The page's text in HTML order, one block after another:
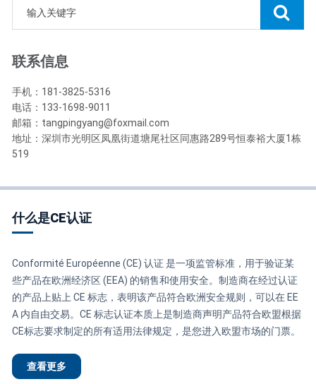
联系信息
手机：181-3825-5316
电话：133-1698-9011
邮箱：tangpingyang@foxmail.com
地址：深圳市光明区凤凰街道塘尾社区同惠路289号恒泰裕大厦1栋
519
什么是CE认证
Conformité Européenne (CE) 认证 是一项监管标准，用于验证某
些产品在欧洲经济区 (EEA) 的销售和使用安全。制造商在经过认证
的产品上贴上 CE 标志，表明该产品符合欧洲安全规则，可以在 EE
A 内自由交易。CE 标志认证本质上是制造商声明产品符合欧盟根据
CE标志要求制定的所有适用法律规定，是您进入欧盟市场的门票。
查看更多